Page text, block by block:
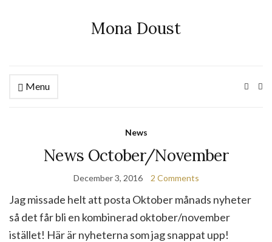
Mona Doust
Menu
News
News October/November
December 3, 2016 2 Comments
Jag missade helt att posta Oktober månads nyheter
så det får bli en kombinerad oktober/november
istället! Här är nyheterna som jag snappat upp!